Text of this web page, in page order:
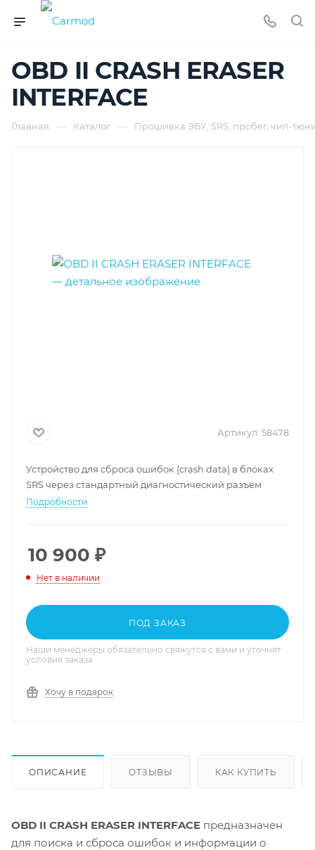
OBD II CRASH ERASER
INTERFACE
Главная — Каталог — Прошивка ЭБУ, SRS, пробег, чип-
Артикул: 58478
Устройство для сброса ошибок (crash data) в блоках
SRS через стандартный диагностический разъём
Подробности
10 900 ₽
Нет в наличии
ПОД ЗАКАЗ
Наши менеджеры обязательно свяжутся с вами и уточнят
условия заказа
Хочу в подарок
ОПИСАНИЕ ОТЗЫВЫ КАК КУПИТЬ
OBD II CRASH ERASER INTERFACE предназначен
для поиска и сброса ошибок и информации о